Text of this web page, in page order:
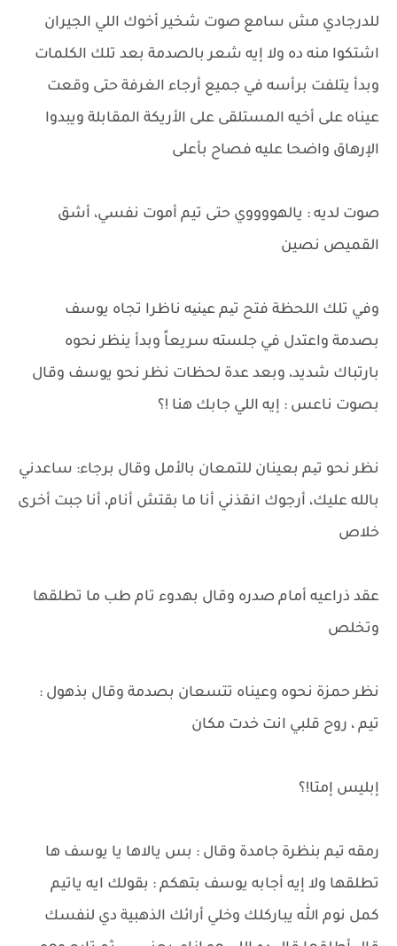
للدرجادي مش سامع صوت شخير أخوك اللي الجيران
اشتكوا منه ده ولا إيه شعر بالصدمة بعد تلك الكلمات
وبدأ يتلفت برأسه في جميع أرجاء الغرفة حتى وقعت
عيناه على أخيه المستلقى على الأريكة المقابلة ويبدوا
الإرهاق واضحا عليه فصاح بأعلى
صوت لديه : يالهووووي حتى تيم أموت نفسي، أشق
القميص نصين
وفي تلك اللحظة فتح تیم عینیه ناظرا تجاه يوسف
بصدمة واعتدل في جلسته سريعاً وبدأ ينظر نحوه
بارتباك شديد، وبعد عدة لحظات نظر نحو يوسف وقال
بصوت ناعس : إيه اللي جابك هنا !؟
نظر نحو تیم بعينان للتمعان بالأمل وقال برجاء: ساعدني
بالله عليك، أرجوك انقذني أنا ما بقتش أنام، أنا جبت أخرى
خلاص
عقد ذراعيه أمام صدره وقال بهدوء تام طب ما تطلقها
وتخلص
نظر حمزة نحوه وعيناه تتسعان بصدمة وقال بذهول :
تيم ، روح قلبي انت خدت مكان
إبليس إمتا!؟
رمقه تیم بنظرة جامدة وقال : بس يالاها يا يوسف ها
تطلقها ولا إيه أجابه يوسف بتهكم : بقولك ايه ياتيم
كمل نوم الله يباركلك وخلي أرائك الذهبية دي لنفسك